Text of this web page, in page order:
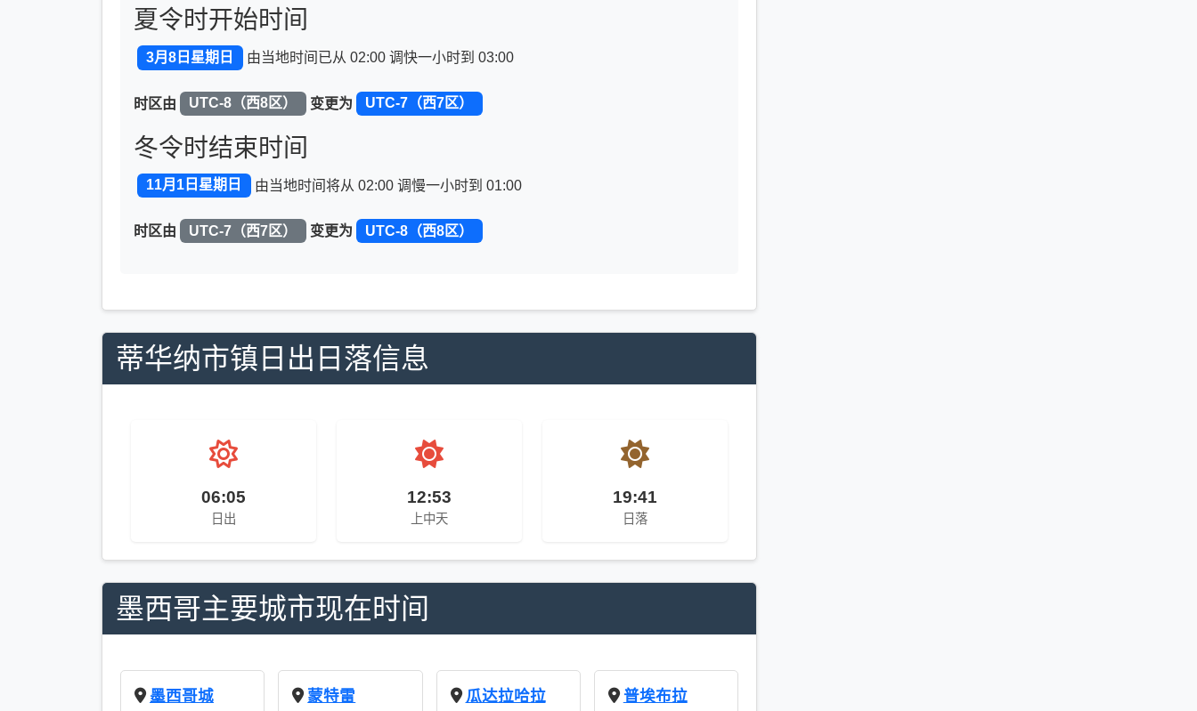
夏令时开始时间
3月8日星期日 由当地时间已从 02:00 调快一小时到 03:00
时区由 UTC-8（西8区） 变更为 UTC-7（西7区）
冬令时结束时间
11月1日星期日 由当地时间将从 02:00 调慢一小时到 01:00
时区由 UTC-7（西7区） 变更为 UTC-8（西8区）
蒂华纳市镇日出日落信息
06:05
日出
12:53
上中天
19:41
日落
墨西哥主要城市现在时间
墨西哥城 蒙特雷 瓜达拉哈拉 普埃布拉